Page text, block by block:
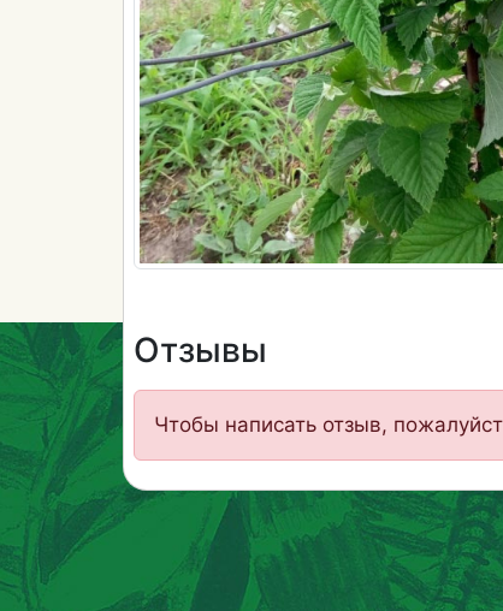
Отзывы
Чтобы написать отзыв,